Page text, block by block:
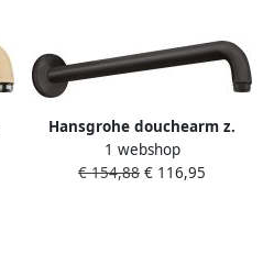
Hansgrohe douchearm z.
kogelgewricht G1 2 39cm
90graden incl. rozet mat
1 webshop
€ 154,88 € 116,95